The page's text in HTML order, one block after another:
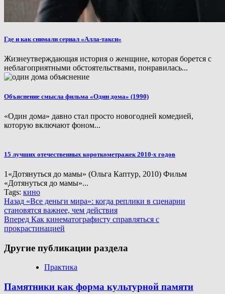
Где и как снимали сериал «Алла-такси»
Жизнеутверждающая история о женщине, которая борется с
неблагоприятными обстоятельствами, понравилась...
Объяснение смысла фильма «Один дома» (1990)
«Один дома» давно стал просто новогодней комедией,
которую включают фоном...
15 лучших отечественных короткометражек 2010-х годов
1«Дотянуться до мамы» (Ольга Каптур, 2010) Фильм
«Дотянуться до мамы»...
Tags: кино
Continue
Reading
Назад «Все деньги мира»: когда реплики в сценарии
становятся важнее, чем действия
Вперед Как кинематографисту справляться с
прокрастинацией
Другие публикации раздела
Практика
Памятники как форма культурной памяти